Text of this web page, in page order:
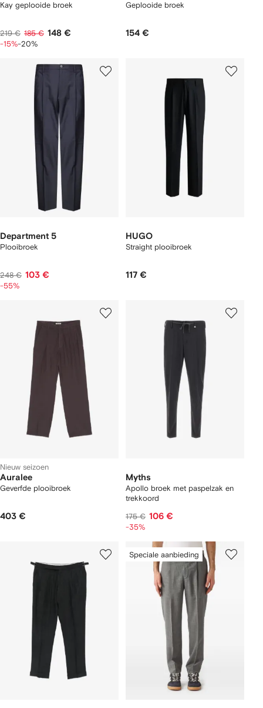
Kay geplooide broek
219 € 185 € 148 €
-15%-20%
Geplooide broek
154 €
Department 5
Plooibroek
248 € 103 €
-55%
HUGO
Straight plooibroek
117 €
Nieuw seizoen
Auralee
Geverfde plooibroek
403 €
Myths
Apollo broek met paspelzak en
trekkoord
175 € 106 €
-35%
Speciale aanbieding